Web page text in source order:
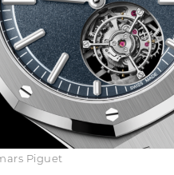
Piguet